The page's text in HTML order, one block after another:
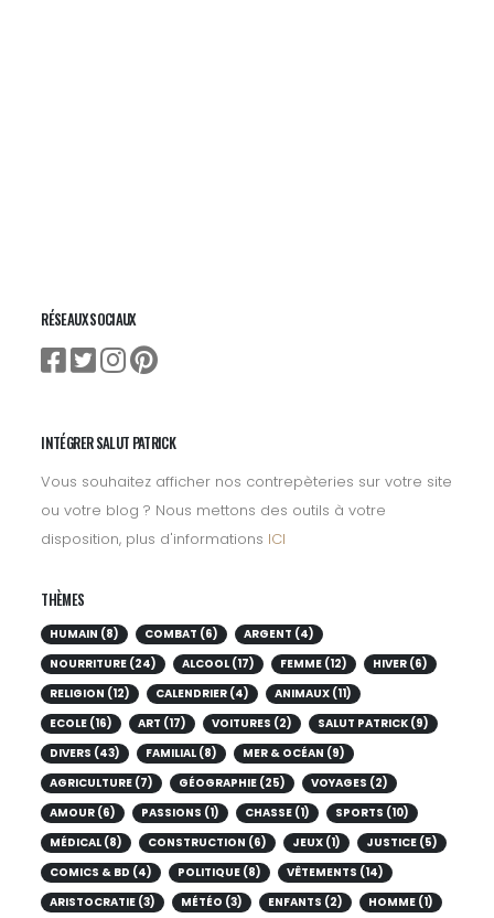
RÉSEAUX SOCIAUX
INTÉGRER SALUT PATRICK
Vous souhaitez afficher nos contrepèteries sur votre site
ou votre blog ? Nous mettons des outils à votre
disposition, plus d'informations ICI
THÈMES
HUMAIN (8) COMBAT (6)
ARGENT (4)
NOURRITURE (24)
ALCOOL (17) FEMME (12)
HIVER (6)
RELIGION (12)
CALENDRIER (4)
ANIMAUX (11)
ECOLE (16)
ART (17) VOITURES (2)
SALUT PATRICK (9)
DIVERS (43)
FAMILIAL (8)
MER & OCÉAN (9)
AGRICULTURE (7)
GÉOGRAPHIE (25)
VOYAGES (2)
AMOUR (6)
PASSIONS (1) CHASSE (1)
SPORTS (10)
MÉDICAL (8)
CONSTRUCTION (6) JEUX (1)
JUSTICE (5)
COMICS & BD (4)
POLITIQUE (8)
VÊTEMENTS (14)
ARISTOCRATIE (3)
MÉTÉO (3) ENFANTS (2) HOMME (1)